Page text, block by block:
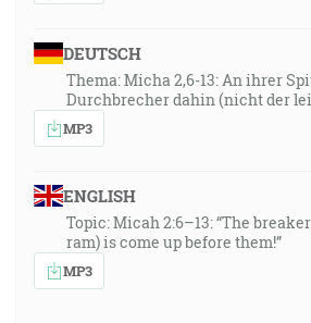
DEUTSCH
Thema: Micha 2,6-13: An ihrer
Durchbrecher dahin (nicht der
MP3
ENGLISH
Topic: Micah 2:6–13: “The
ram) is come up before them!”
MP3